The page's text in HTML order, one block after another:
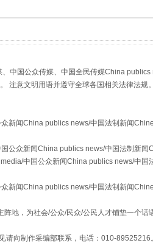
中国公众传媒、中国全民传媒China
注意文明用语并遵守全球各国相关法律法规。
新闻China publics news/中国法制新闻
公众新闻China publics news/中国法制新
中国公众新闻China publics news/中
新闻China publics news/中国法制新闻
地，为社会/公众/民众/公民人才铺垫一个
向制作采编部联系，电话：010-